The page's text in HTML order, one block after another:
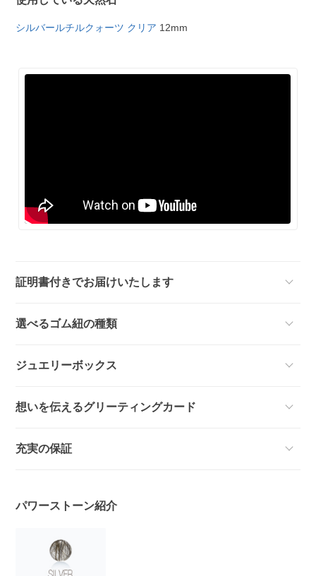
シルバールチルクォーツ クリア 12mm
証明書付きでお届けいたします
選べるゴム紐の種類
ジュエリーボックス
想いを伝えるグリーティングカード
充実の保証
パワーストーン紹介